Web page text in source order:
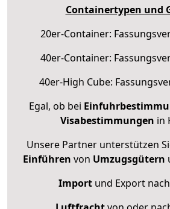
Containertypen und
20er-Container:
40er-Container:
40er-High Cube:
Egal, ob bei
Visabestimmungen in
Unsere Partner unterstützen
Einführen von Umzugsgütern
Importund Export